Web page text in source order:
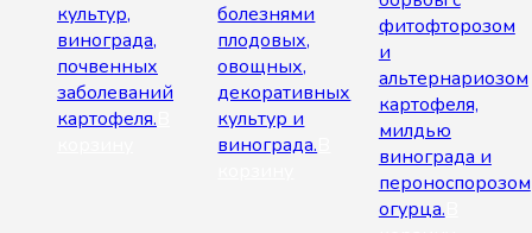
культур,
винограда,
почвенных
заболеваний
картофеля.
болезнями
плодовых,
овощных,
декоративных
культур и
винограда.
фитофторозом
и
альтернариозом
картофеля,
милдью
винограда и
пероноспорозом
огурца.